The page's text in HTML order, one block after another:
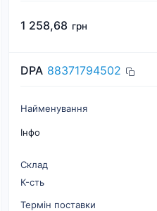
1 258,68 грн
DPA 88371794502
Найменування
Інфо
Склад
К-cть
Термін поставки